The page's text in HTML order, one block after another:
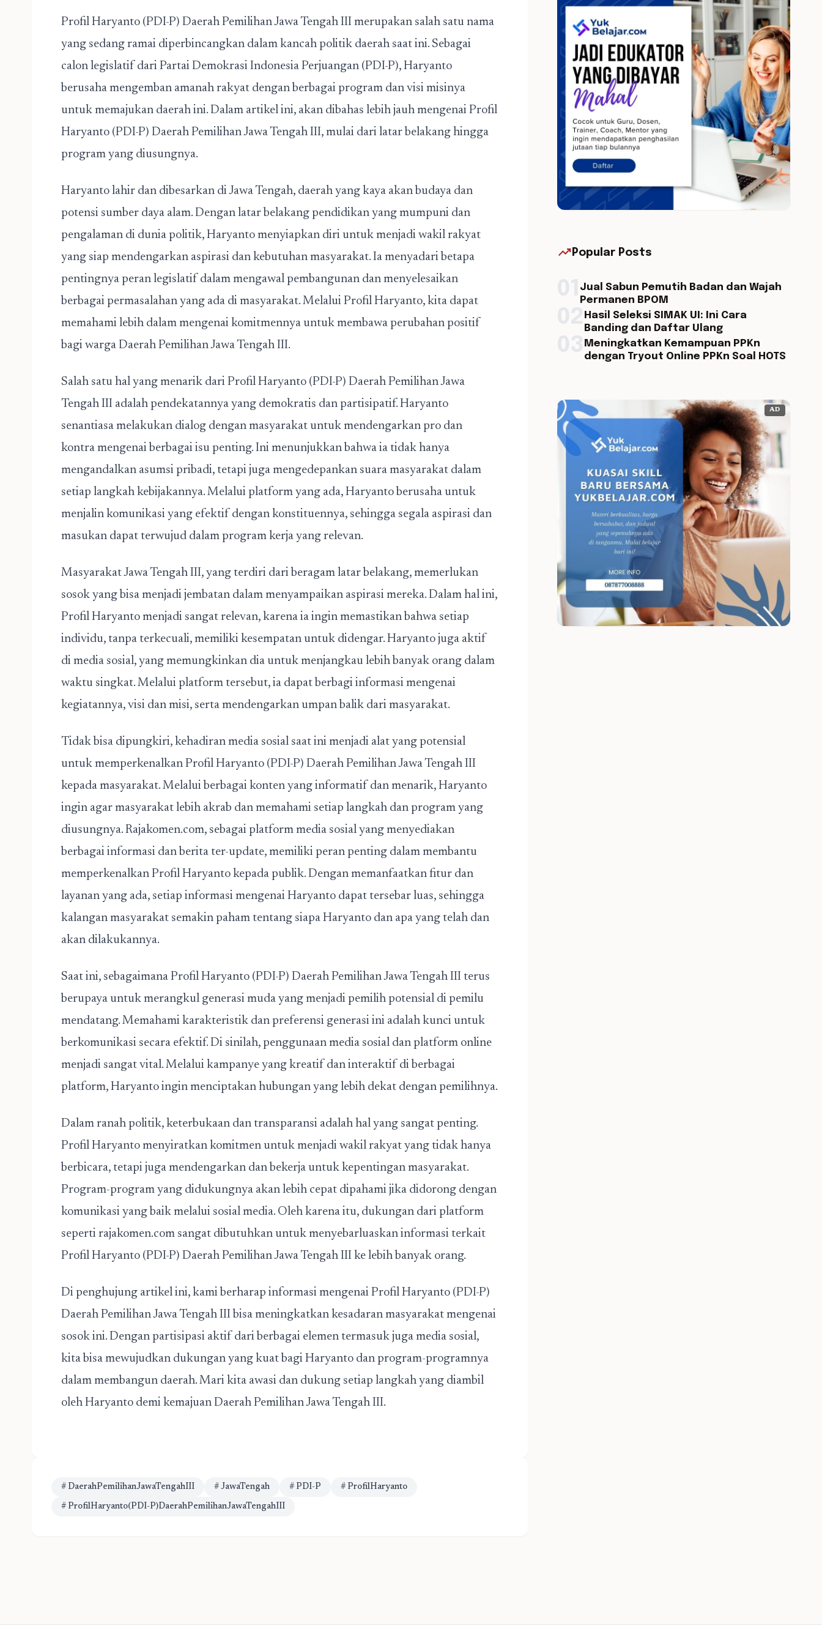
Profil Haryanto (PDI-P) Daerah Pemilihan Jawa Tengah III merupakan salah satu nama
yang sedang ramai diperbincangkan dalam kancah politik daerah saat ini. Sebagai
calon legislatif dari Partai Demokrasi Indonesia Perjuangan (PDI-P), Haryanto
berusaha mengemban amanah rakyat dengan berbagai program dan visi misinya
untuk memajukan daerah ini. Dalam artikel ini, akan dibahas lebih jauh mengenai Profil
Haryanto (PDI-P) Daerah Pemilihan Jawa Tengah III, mulai dari latar belakang hingga
program yang diusungnya.
Haryanto lahir dan dibesarkan di Jawa Tengah, daerah yang kaya akan budaya dan
potensi sumber daya alam. Dengan latar belakang pendidikan yang mumpuni dan
pengalaman di dunia politik, Haryanto menyiapkan diri untuk menjadi wakil rakyat
yang siap mendengarkan aspirasi dan kebutuhan masyarakat. Ia menyadari betapa
pentingnya peran legislatif dalam mengawal pembangunan dan menyelesaikan
berbagai permasalahan yang ada di masyarakat. Melalui Profil Haryanto, kita dapat
memahami lebih dalam mengenai komitmennya untuk membawa perubahan positif
bagi warga Daerah Pemilihan Jawa Tengah III.
Salah satu hal yang menarik dari Profil Haryanto (PDI-P) Daerah Pemilihan Jawa
Tengah III adalah pendekatannya yang demokratis dan partisipatif. Haryanto
senantiasa melakukan dialog dengan masyarakat untuk mendengarkan pro dan
kontra mengenai berbagai isu penting. Ini menunjukkan bahwa ia tidak hanya
mengandalkan asumsi pribadi, tetapi juga mengedepankan suara masyarakat dalam
setiap langkah kebijakannya. Melalui platform yang ada, Haryanto berusaha untuk
menjalin komunikasi yang efektif dengan konstituennya, sehingga segala aspirasi dan
masukan dapat terwujud dalam program kerja yang relevan.
Masyarakat Jawa Tengah III, yang terdiri dari beragam latar belakang, memerlukan
sosok yang bisa menjadi jembatan dalam menyampaikan aspirasi mereka. Dalam hal ini,
Profil Haryanto menjadi sangat relevan, karena ia ingin memastikan bahwa setiap
individu, tanpa terkecuali, memiliki kesempatan untuk didengar. Haryanto juga aktif
di media sosial, yang memungkinkan dia untuk menjangkau lebih banyak orang dalam
waktu singkat. Melalui platform tersebut, ia dapat berbagi informasi mengenai
kegiatannya, visi dan misi, serta mendengarkan umpan balik dari masyarakat.
Tidak bisa dipungkiri, kehadiran media sosial saat ini menjadi alat yang potensial
untuk memperkenalkan Profil Haryanto (PDI-P) Daerah Pemilihan Jawa Tengah III
kepada masyarakat. Melalui berbagai konten yang informatif dan menarik, Haryanto
ingin agar masyarakat lebih akrab dan memahami setiap langkah dan program yang
diusungnya. Rajakomen.com, sebagai platform media sosial yang menyediakan
berbagai informasi dan berita ter-update, memiliki peran penting dalam membantu
memperkenalkan Profil Haryanto kepada publik. Dengan memanfaatkan fitur dan
layanan yang ada, setiap informasi mengenai Haryanto dapat tersebar luas, sehingga
kalangan masyarakat semakin paham tentang siapa Haryanto dan apa yang telah dan
akan dilakukannya.
Saat ini, sebagaimana Profil Haryanto (PDI-P) Daerah Pemilihan Jawa Tengah III terus
berupaya untuk merangkul generasi muda yang menjadi pemilih potensial di pemilu
mendatang. Memahami karakteristik dan preferensi generasi ini adalah kunci untuk
berkomunikasi secara efektif. Di sinilah, penggunaan media sosial dan platform online
menjadi sangat vital. Melalui kampanye yang kreatif dan interaktif di berbagai
platform, Haryanto ingin menciptakan hubungan yang lebih dekat dengan pemilihnya.
Dalam ranah politik, keterbukaan dan transparansi adalah hal yang sangat penting.
Profil Haryanto menyiratkan komitmen untuk menjadi wakil rakyat yang tidak hanya
berbicara, tetapi juga mendengarkan dan bekerja untuk kepentingan masyarakat.
Program-program yang didukungnya akan lebih cepat dipahami jika didorong dengan
komunikasi yang baik melalui sosial media. Oleh karena itu, dukungan dari platform
seperti rajakomen.com sangat dibutuhkan untuk menyebarluaskan informasi terkait
Profil Haryanto (PDI-P) Daerah Pemilihan Jawa Tengah III ke lebih banyak orang.
Di penghujung artikel ini, kami berharap informasi mengenai Profil Haryanto (PDI-P)
Daerah Pemilihan Jawa Tengah III bisa meningkatkan kesadaran masyarakat mengenai
sosok ini. Dengan partisipasi aktif dari berbagai elemen termasuk juga media sosial,
kita bisa mewujudkan dukungan yang kuat bagi Haryanto dan program-programnya
dalam membangun daerah. Mari kita awasi dan dukung setiap langkah yang diambil
oleh Haryanto demi kemajuan Daerah Pemilihan Jawa Tengah III.
# DaerahPemilihanJawaTengahIII # JawaTengah # PDI-P # ProfilHaryanto
# ProfilHaryanto(PDI-P)DaerahPemilihanJawaTengahIII
trending_up Popular Posts
Jual Sabun Pemutih Badan dan Wajah
Permanen BPOM
Hasil Seleksi SIMAK UI: Ini Cara
Banding dan Daftar Ulang
Meningkatkan Kemampuan PPKn
dengan Tryout Online PPKn Soal HOTS
AD